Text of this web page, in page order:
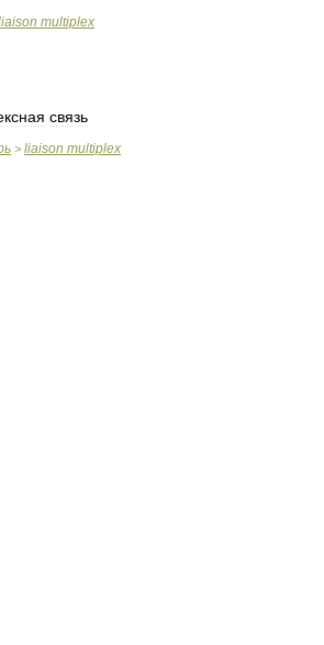
multiplex
связь
> liaison multiplex